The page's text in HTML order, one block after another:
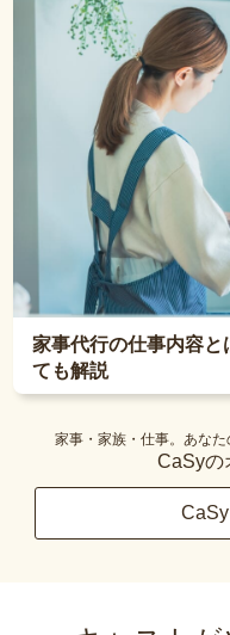
家事代行の仕事内容
ても解説
家事・家族・仕事。あなた
CaSyの